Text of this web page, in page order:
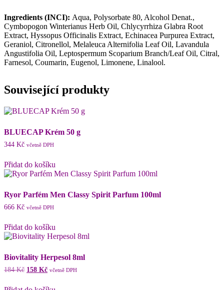
Ingredients (INCI): Aqua, Polysorbate 80, Alcohol Denat.,
Cymbopogon Winterianus Herb Oil, Chlycyrrhiza Glabra Root
Extract, Hyssopus Officinalis Extract, Echinacea Purpurea Extract,
Geraniol, Citronellol, Melaleuca Alternifolia Leaf Oil, Lavandula
Angustifolia Oil, Leptospermum Scoparium Branch/Leaf Oil, Citral,
Farnesol, Coumarin, Eugenol, Limonene, Linalool.
Související produkty
BLUECAP Krém 50 g
344 Kč včetně DPH
Přidat do košíku
Ryor Parfém Men Classy Spirit Parfum 100ml
666 Kč včetně DPH
Přidat do košíku
Biovitality Herpesol 8ml
184Kč Původní
byla:
158 KčAktuální
je:
včetně DPH